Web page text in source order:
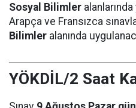
Sosyal Bilimler
Arapça ve Fransızca
Bilimler alanında
YÖKDİL/2 Saat